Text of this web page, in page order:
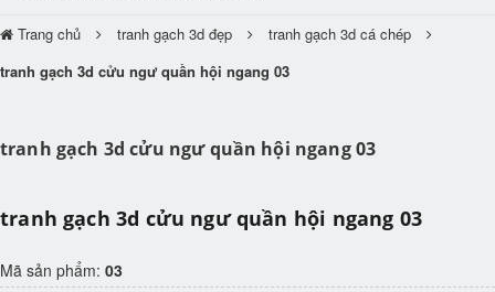
Trang chủ tranh gạch 3d đẹp
tranh gạch 3d cá chép
tranh gạch 3d cửu ngư quần hội ngang 03
tranh gạch 3d cửu ngư quần hội ngang 03
tranh gạch 3d cửu ngư quần hội ngang 03
Mã sản phẩm: 03